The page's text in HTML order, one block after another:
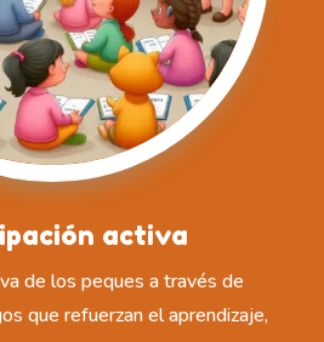
activa
de los peques a través de
que refuerzan el aprendizaje,